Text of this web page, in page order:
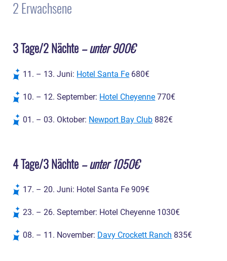
2 Erwachsene
3 Tage/2 Nächte – unter 900€
11. – 13. Juni: Hotel Santa Fe 680€
10. – 12. September: Hotel Cheyenne 770€
01. – 03. Oktober: Newport Bay Club 882€
4 Tage/3 Nächte – unter 1050€
17. – 20. Juni: Hotel Santa Fe 909€
23. – 26. September: Hotel Cheyenne 1030€
08. – 11. November: Davy Crockett Ranch 835€